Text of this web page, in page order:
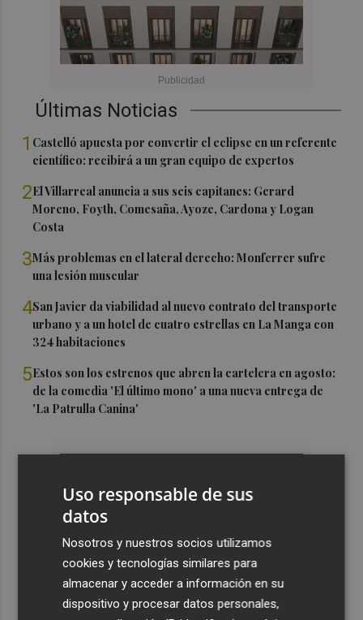
Últimas Noticias
1 Castelló apuesta por convertir el eclipse en un referente
científico: recibirá a un gran equipo de expertos
2El Villarreal anuncia a sus seis capitanes: Gerard
Moreno, Foyth, Comesaña, Ayoze, Cardona y Logan
Costa
3Más problemas en el lateral derecho: Monferrer sufre
una lesión muscular
4San Javier da viabilidad al nuevo contrato del transporte
urbano y a un hotel de cuatro estrellas en La Manga con
324 habitaciones
5Estos son los estrenos que abren la cartelera en agosto:
de la comedia 'El último mono' a una nueva entrega de
'La Patrulla Canina'
Uso responsable de sus
datos
Nosotros y nuestros socios utilizamos
cookies y tecnologías similares para
almacenar y acceder a información en su
dispositivo y procesar datos personales,